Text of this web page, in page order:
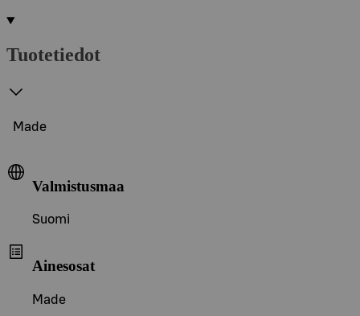
Tuotetiedot
Made
Valmistusmaa
Suomi
Ainesosat
Made